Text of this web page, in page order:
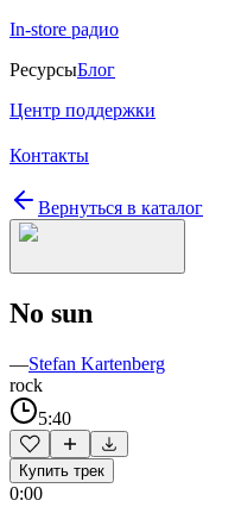
In-store радио
РесурсыБлог
Центр поддержки
Контакты
Вернуться в каталог
No sun
—Stefan Kartenberg
rock
5:40
Купить трек
0:00